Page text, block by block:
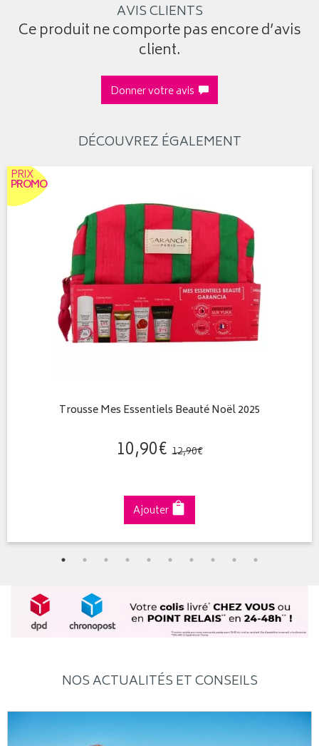
AVIS CLIENTS
Ce produit ne comporte pas encore d’avis
client.
Donner votre avis
DÉCOUVREZ ÉGALEMENT
PRIX
PROMO
Trousse Mes Essentiels Beauté Noël 2025
10,90€ 12,90€
Ajouter
NOS ACTUALITÉS ET CONSEILS